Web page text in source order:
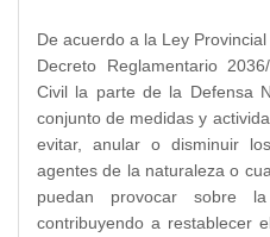
De acuerdo a la Ley
Decreto Reglamentario
Civil la parte de la Defensa
conjunto de medidas y
evitar, anular o disminuir
agentes de la naturaleza o
puedan provocar sobre
contribuyendo a restablecer